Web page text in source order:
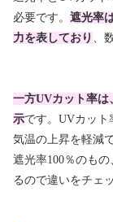
必要です。 遮光率
力を表しており 、
一方UVカット率は
示です。UVカット
気温の上昇を軽減
遮光率100％のも
るので違いをチェ